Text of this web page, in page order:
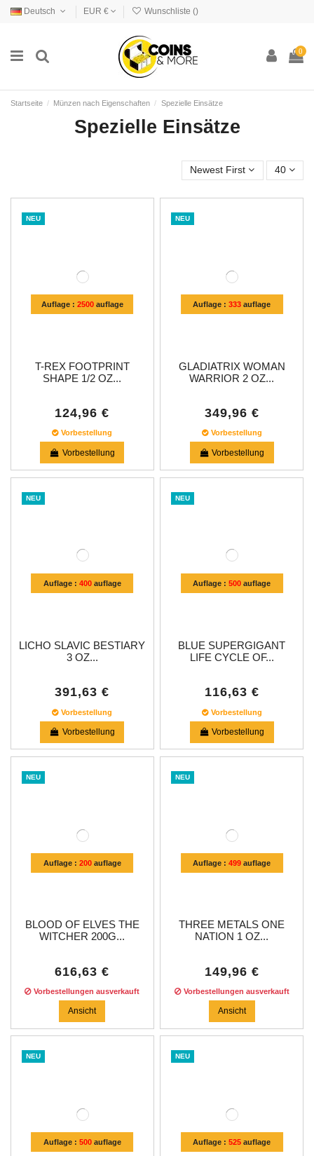
Deutsch EUR € Wunschliste ()
0
Startseite Münzen nach Eigenschaften Spezielle Einsätze
Spezielle Einsätze
Newest First 40
Auflage : 2500auflage
NEU
T-REX FOOTPRINT
SHAPE 1/2 OZ...
124,96 €
Vorbestellung
Vorbestellung
Auflage :333 auflage
NEU
GLADIATRIX WOMAN
WARRIOR 2 OZ...
349,96 €
Vorbestellung
Vorbestellung
Auflage : 400auflage
NEU
LICHO SLAVIC BESTIARY
3 OZ...
391,63 €
Vorbestellung
Vorbestellung
Auflage :500 auflage
NEU
BLUE SUPERGIGANT
LIFE CYCLE OF...
116,63 €
Vorbestellung
Vorbestellung
Auflage : 200auflage
NEU
BLOOD OF ELVES THE
WITCHER 200G...
616,63 €
Vorbestellungen ausverkauft
Ansicht
Auflage :499 auflage
NEU
THREE METALS ONE
NATION 1 OZ...
149,96 €
Vorbestellungen ausverkauft
Ansicht
Auflage : 500auflage
NEU
Auflage :525 auflage
NEU